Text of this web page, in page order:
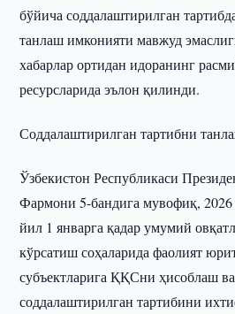
бўйича соддалаштирилган
танлаш имконияти мавжуд
хабарлар ортидан идоранинг
ресурсларида эълон қилинди.
Соддалаштирилган тартибни
Ўзбекистон Республикаси
Фармони 5-бандига мувофиқ,
йил 1 январга қадар умумий
кўрсатиш соҳаларида фаолият
субъектларига ҚҚСни ҳисоблаш
соддалаштирилган тартибини